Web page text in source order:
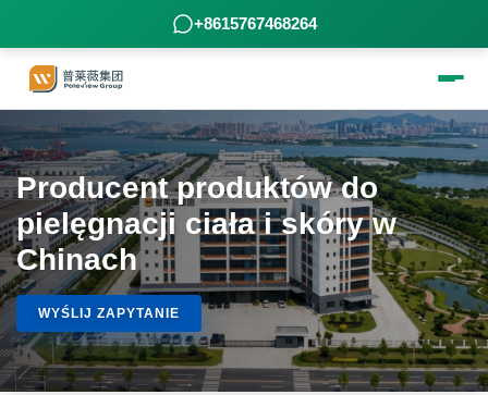
+8615767468264
Producent produktów do
pielęgnacji ciała i skóry w
Chinach
WYŚLIJ ZAPYTANIE